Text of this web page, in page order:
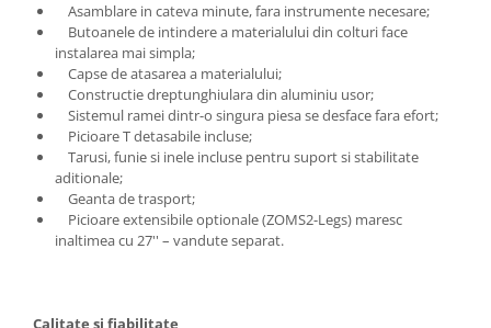
Asamblare in cateva minute, fara instrumente necesare;
Butoanele de intindere a materialului din colturi face
instalarea mai simpla;
Capse de atasarea a materialului;
Constructie dreptunghiulara din aluminiu usor;
Sistemul ramei dintr-o singura piesa se desface fara efort;
Picioare T detasabile incluse;
Tarusi, funie si inele incluse pentru suport si stabilitate
aditionale;
Geanta de trasport;
Picioare extensibile optionale (ZOMS2-Legs) maresc
inaltimea cu 27'' – vandute separat.
Calitate si fiabilitate